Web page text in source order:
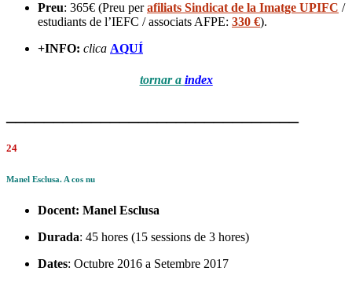
Preu: 365€ (Preu perafiliats Sindicat de la Imatge UPIFC /
estudiants de l’IEFC / associats AFPE: 330 €).
+INFO: clica AQUÍ
tornar a index
24
Manel Esclusa. A cos nu
Docent: Manel Esclusa
Durada: 45 hores (15 sessions de 3 hores)
Dates: Octubre 2016 a Setembre 2017